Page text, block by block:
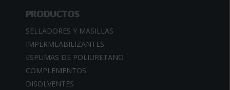
PRODUCTOS
SELLADORES Y MASILLAS
IMPERMEABILIZANTES
ESPUMAS DE POLIURETANO
COMPLEMENTOS
DISOLVENTES